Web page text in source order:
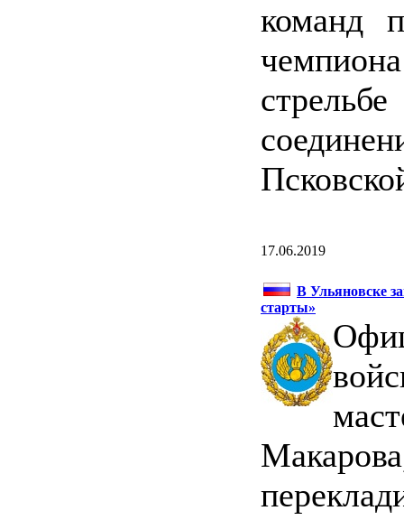
команд
17.06.2019
В Ульяновске
старты»